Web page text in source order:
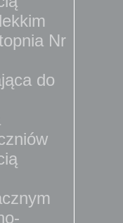
Nr
do